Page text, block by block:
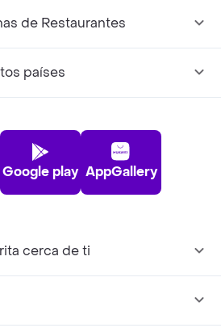
de Restaurantes
países
Google play AppGallery
cerca de ti